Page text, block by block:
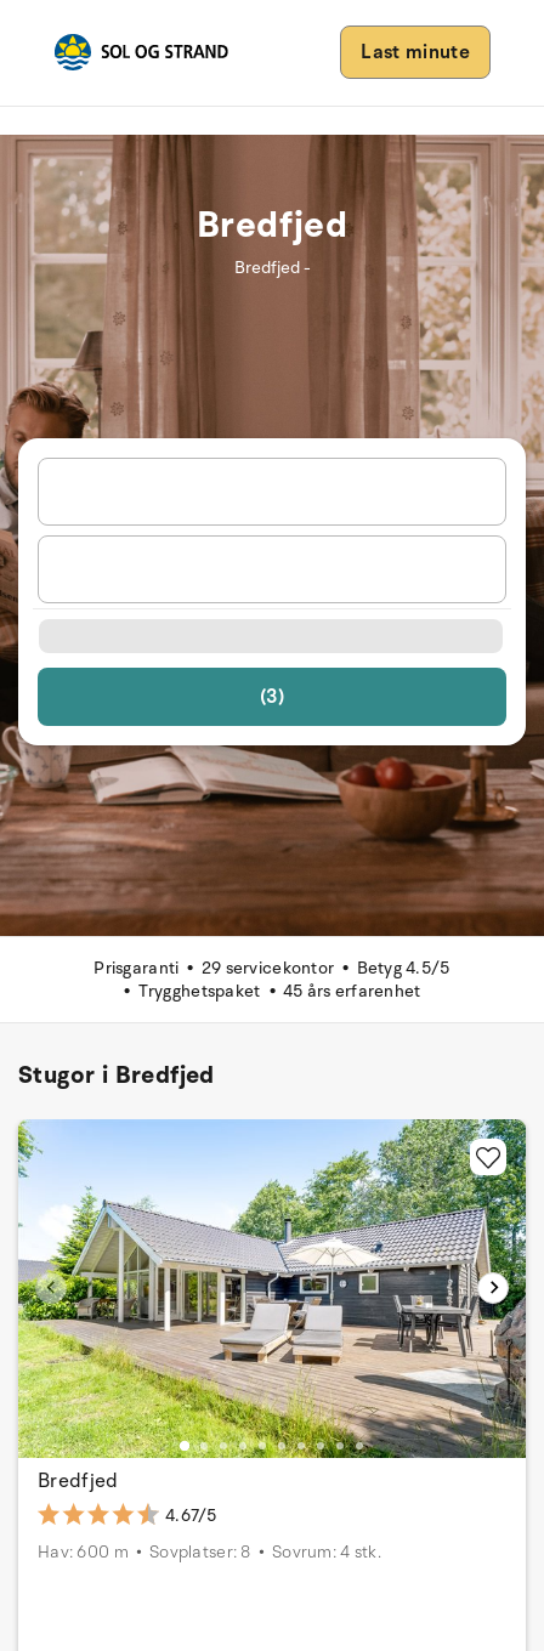
Last minute
(3)
Bredfjed
Bredfjed -
Prisgaranti 29 servicekontor
Betyg 4.5/5
Trygghetspaket
45 års erfarenhet
Stugor i Bredfjed
Bredfjed
4.67/5
Hav: 600 m
Sovplatser: 8 Sovrum: 4 stk.